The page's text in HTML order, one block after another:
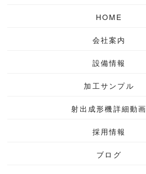
HOME
会社案内
設備情報
加工サンプル
射出成形機詳細動画
採用情報
ブログ